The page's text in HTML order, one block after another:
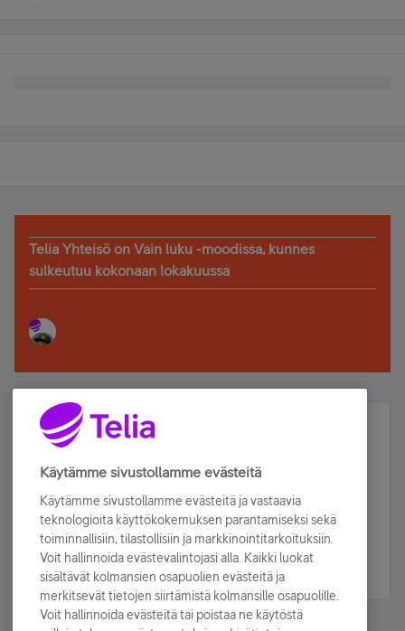
Telia Yhteisö on Vain luku -moodissa, kunnes
sulkeutuu kokonaan lokakuussa
Älä jää paitsi – osallistu ja voita!
Tilaa Telian uutiskirje ja olet mukana arvonnassa.
sähköpostiisi.
Tilaa nyt
Käytämme sivustollamme evästeitä
Käytämme sivustollamme evästeitä ja vastaavia
teknologioita käyttökokemuksen parantamiseksi sekä
toiminnallisiin, tilastollisiin ja markkinointitarkoituksiin.
Voit hallinnoida evästevalintojasi alla. Kaikki luokat
sisältävät kolmansien osapuolien evästeitä ja
merkitsevät tietojen siirtämistä kolmansille osapuolille.
Voit hallinnoida evästeitä tai poistaa ne käytöstä